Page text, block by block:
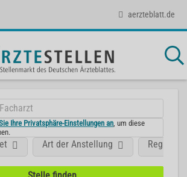
aerzteblatt.de
Ihre Privatsphäre-Einstellungen an , um diese
Art der Anstellung Region